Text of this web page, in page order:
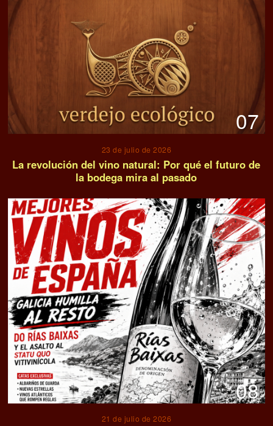
07
23 de julio de 2026
La revolución del vino natural: Por qué el futuro de
la bodega mira al pasado
08
21 de julio de 2026